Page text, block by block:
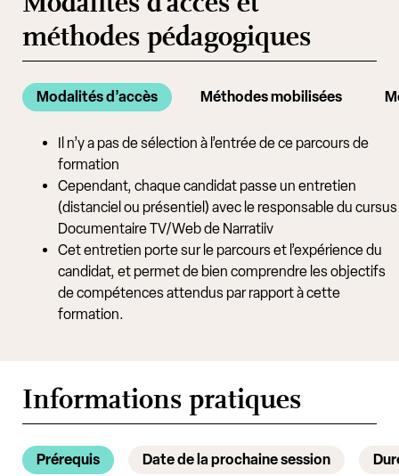
méthodes pédagogiques
Modalités d’accès Méthodes mobilisées
Il n’y a pas de sélection à l’entrée de ce parcours de
formation
Cependant, chaque candidat passe un entretien
(distanciel ou présentiel) avec le responsable du cursus
Documentaire TV/Web de Narratiiv
Cet entretien porte sur le parcours et l’expérience du
candidat, et permet de bien comprendre les objectifs
de compétences attendus par rapport à cette
formation.
Informations pratiques
Prérequis Date de la prochaine session